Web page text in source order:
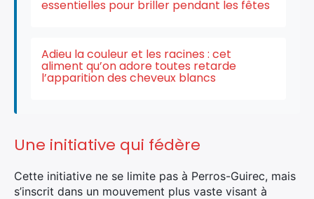
essentielles pour briller pendant les fêtes
Adieu la couleur et les racines : cet
aliment qu’on adore toutes retarde
l’apparition des cheveux blancs
Une initiative qui fédère
Cette initiative ne se limite pas à Perros-Guirec, mais
s’inscrit dans un mouvement plus vaste visant à